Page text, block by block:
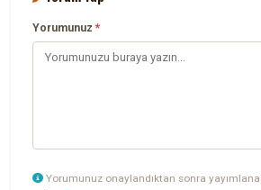
Yorumunuz*
Yorumunuz onaylandıktan sonra